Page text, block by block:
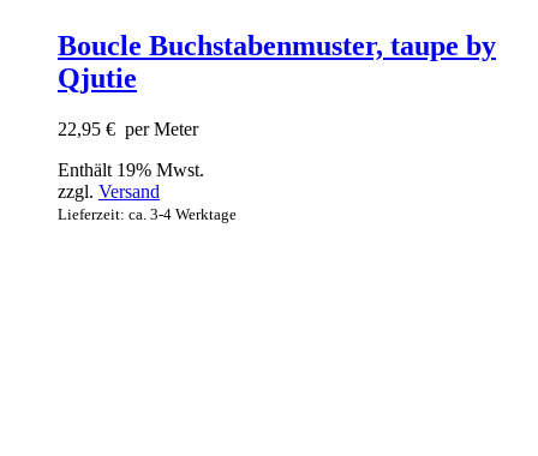
Boucle Buchstabenmuster, taupe by
Qjutie
22,95 € per Meter
Enthält 19% Mwst.
zzgl. Versand
Lieferzeit: ca. 3-4 Werktage